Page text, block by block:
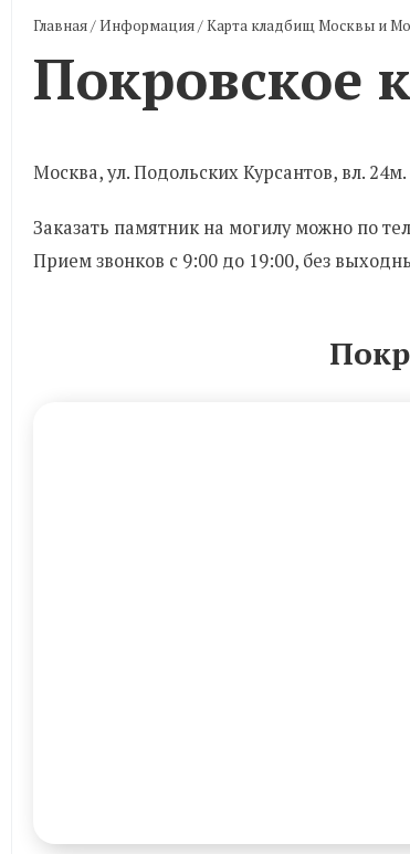
Главная/Информация/Карта кладбищ Москвы и
Покровское
Москва, ул. Подольских Курсантов, вл.
Заказать памятник на могилу можно по
Прием звонков с 9:00 до 19:00, без